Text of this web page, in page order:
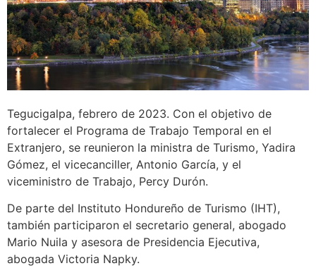
Tegucigalpa, febrero de 2023. Con el objetivo de
fortalecer el Programa de Trabajo Temporal en el
Extranjero, se reunieron la ministra de Turismo, Yadira
Gómez, el vicecanciller, Antonio García, y el
viceministro de Trabajo, Percy Durón.
De parte del Instituto Hondureño de Turismo (IHT),
también participaron el secretario general, abogado
Mario Nuila y asesora de Presidencia Ejecutiva,
abogada Victoria Napky.